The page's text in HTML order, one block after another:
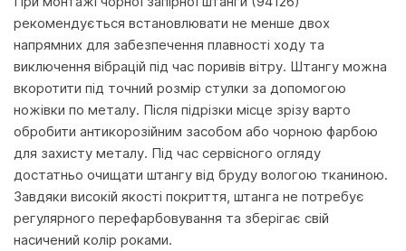
рекомендується встановлювати не менше двох
напрямних для забезпечення плавності ходу та
виключення вібрацій під час поривів вітру. Штангу можна
вкоротити під точний розмір стулки за допомогою
ножівки по металу. Після підрізки місце зрізу варто
обробити антикорозійним засобом або чорною фарбою
для захисту металу. Під час сервісного огляду
достатньо очищати штангу від бруду вологою тканиною.
Завдяки високій якості покриття, штанга не потребує
регулярного перефарбовування та зберігає свій
насичений колір роками.